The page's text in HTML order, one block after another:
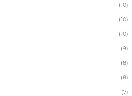
(10)
(10)
(10)
(9)
(8)
(8)
(7)